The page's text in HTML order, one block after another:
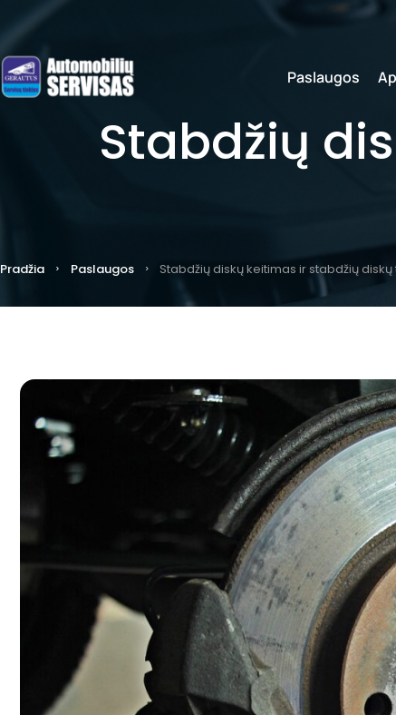
Paslaugos
Stabdžių
Pradžia Paslaugos Stabdžių diskų keitimas ir stabdžių